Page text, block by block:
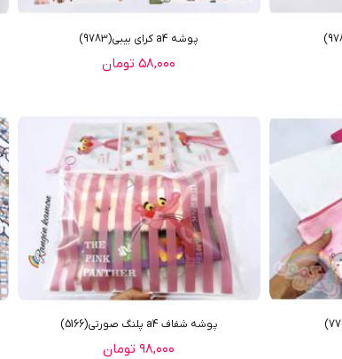
پوشه a4 کرای بیبی(9783)
۵۸,۰۰۰ تومان
پوشه شفاف a4 پلنگ صورتی(5166)
۹۸,۰۰۰ تومان